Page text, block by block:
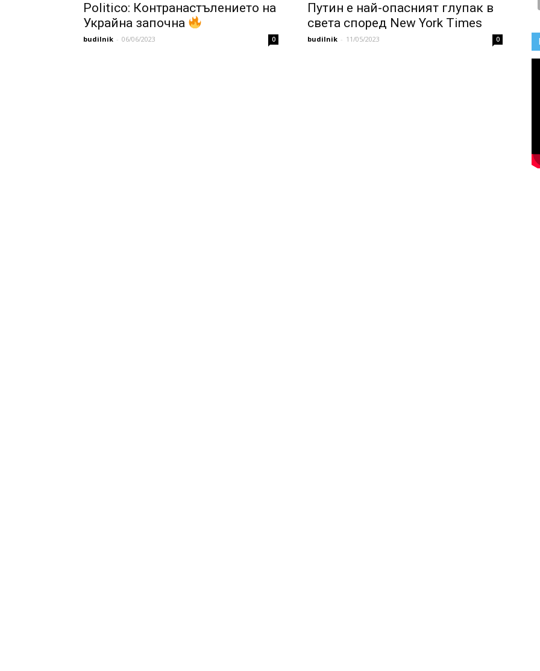
Politico: Контранастълението на
Украйна започна
budilnik - 06/06/2023 0
Путин е най-опасният глупак в
света според New York Times
budilnik - 11/05/2023 0